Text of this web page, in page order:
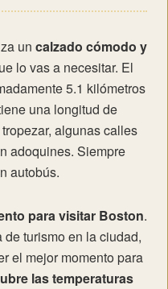
un calzado cómodo y
lo vas a necesitar. El
5.1 kilómetros
una longitud de
algunas calles
adoquines. Siempre
autobús.
para visitar Boston.
turismo en la ciudad,
el mejor momento para
las temperaturas